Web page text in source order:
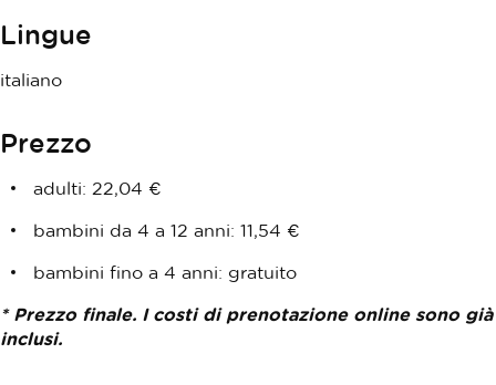
Lingue
italiano
Prezzo
adulti: 22,04 €
bambini da 4 a 12 anni: 11,54 €
bambini fino a 4 anni: gratuito
* Prezzo finale. I costi di prenotazione online sono già
inclusi.